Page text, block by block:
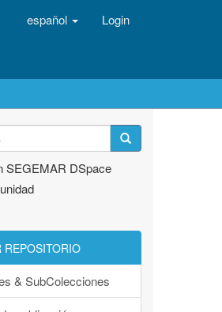
español Login
SEGEMAR DSpace
REPOSITORIO
& SubColecciones